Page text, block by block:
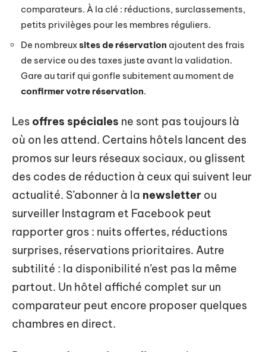
comparateurs. À la clé : réductions, surclassements,
petits privilèges pour les membres réguliers.
De nombreuxsites de réservation ajoutent des frais
de service ou des taxes juste avant la validation.
Gare au tarif qui gonfle subitement au moment de
confirmer votre réservation.
Les offres spéciales ne sont pas toujours là
où on les attend. Certains hôtels lancent des
promos sur leurs réseaux sociaux, ou glissent
des codes de réduction à ceux qui suivent leur
actualité. S’abonner à la newsletter ou
surveiller Instagram et Facebook peut
rapporter gros : nuits offertes, réductions
surprises, réservations prioritaires. Autre
subtilité : la disponibilité n’est pas la même
partout. Un hôtel affiché complet sur un
comparateur peut encore proposer quelques
chambres en direct.